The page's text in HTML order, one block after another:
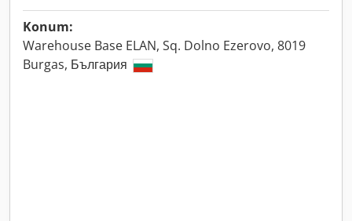
Konum:
Warehouse Base ELAN, Sq. Dolno Ezerovo, 8019
Burgas, България